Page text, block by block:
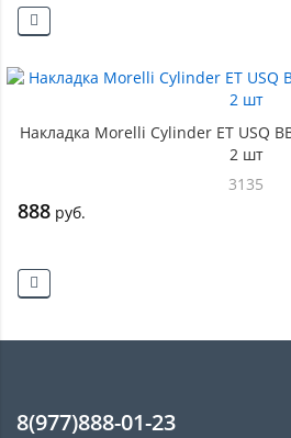
Накладка Morelli Cylinder ET USQ
2 шт
3135
888 руб.
8(977)888-01-23